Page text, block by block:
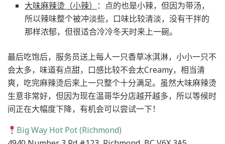
大味麻辣烫（小辣）
：点的也是小辣，但因为带汤，
所以辣味整个被冲淡些，口味比较清淡，没有干拌的
那样浓郁，但很适合冷冷冬天时来上一碗。
最后吃饱后，服务员送上每人一只香草冰淇淋，小小一只不
会太多，味道有点甜，口感比较不会太Creamy，相当清
爽，吃完麻辣烫后来上一只整个十分满足。虽然大味麻辣烫
生意非常好，但因为现在温哥华分店越开越多，所以等候时
间正在大幅度下降，有机会可以尝试一下！
Big Way Hot Pot (Richmond)